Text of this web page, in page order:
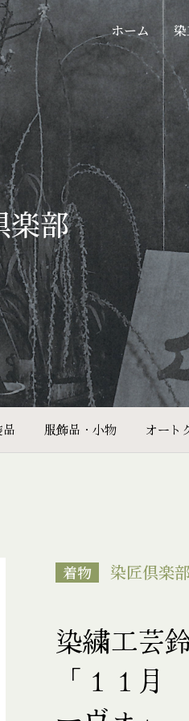
ホーム
楽部
服飾品・小物 オート
着物 染匠倶楽
染繍工芸
「１１